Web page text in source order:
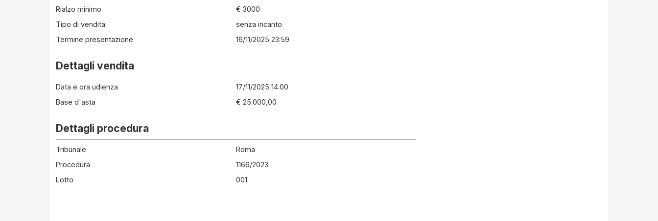
Rialzo minimo
€ 3000
Tipo di vendita
senza incanto
Termine presentazione
16/11/2025 23:59
Dettagli vendita
Data e ora udienza
17/11/2025 14:00
Base d'asta
€ 25.000,00
Dettagli procedura
Tribunale
Roma
Procedura
1166/2023
Lotto
001